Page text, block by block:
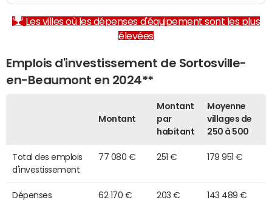
Les villes où les dépenses d'équipement sont les plus
élevées
Emplois d'investissement de Sortosville-
en-Beaumont en 2024**
Montant
Montant
par
habitant
Moyenne
villages de
250 à 500
Total des emplois
d'investissement
77 080 € 251 € 179 951 €
Dépenses
62 170 € 203 € 143 489 €